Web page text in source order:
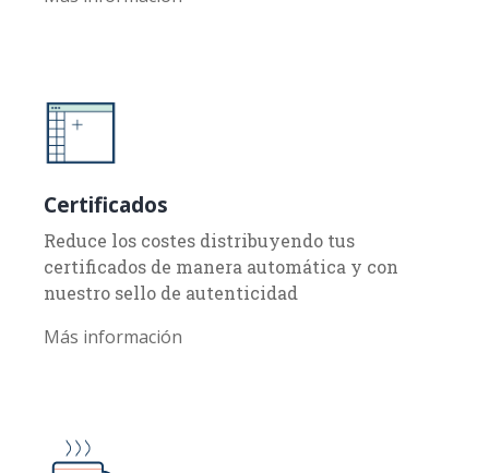
Certificados
Reduce los costes distribuyendo tus
certificados de manera automática y con
nuestro sello de autenticidad